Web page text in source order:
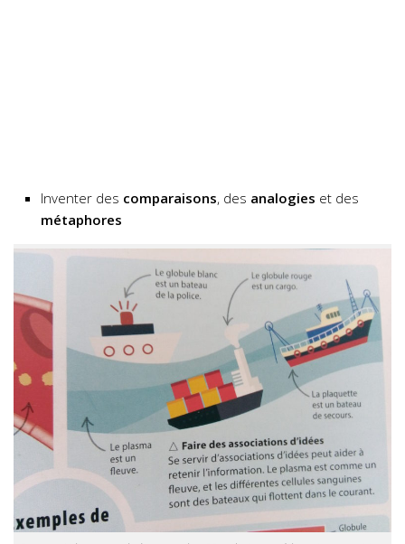
Inventer des comparaisons, des analogies et des
métaphores